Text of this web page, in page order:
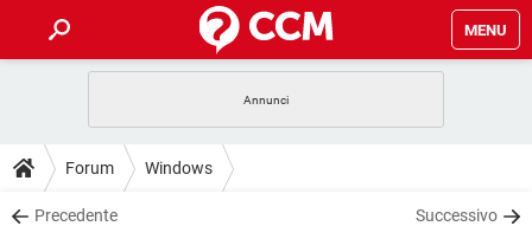
MENU
INTRATTENIMENTO
iOS
GUIDE
COVID-19
DOWNLOAD
Forum Windows
Precedente Successivo